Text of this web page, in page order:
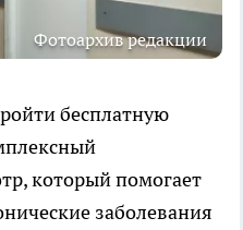
Фотоархив редакции
бесплатную
который помогает
заболевания